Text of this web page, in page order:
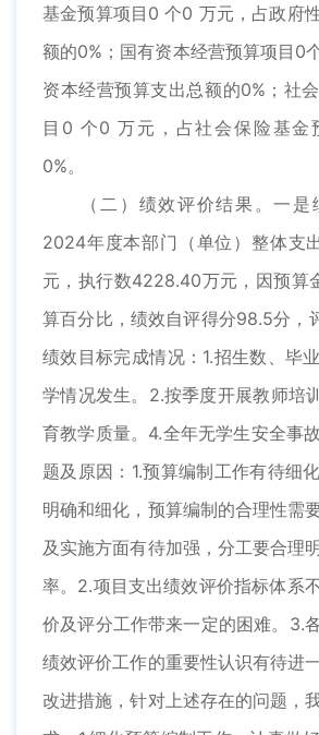
基金预算项目0 个0 万元，占政府
额的0%；国有资本经营预算项目0
资本经营预算支出总额的0%；社
目0 个0 万元，占社会保险基金
0%。
（二）绩效评价结果。一是
2024年度本部门（单位）整体支
元，执行数4228.40万元，因预算
算百分比，绩效自评得分98.5分，
绩效目标完成情况：1.招生数、毕
学情况发生。2.按季度开展教师培
育教学质量。4.全年无学生安全事
题及原因：1.预算编制工作有待细
明确和细化，预算编制的合理性需
及实施方面有待加强，分工要合理
率。2.项目支出绩效评价指标体系
价及评分工作带来一定的困难。3.
绩效评价工作的重要性认识有待进
改进措施，针对上述存在的问题，